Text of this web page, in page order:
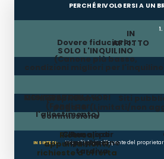
PERCHÉ RIVOLGERSI A UN
IN
AFFITTO
Dovere fiduciario:
SOLO L'INQUILINO
(Canone più basso,
condizioni migliori per
Il proprietario
paga la
commissione
Siti
(Limitati/non
MESI GRATUITI
CONTRIBUTO LAVORI
(Fondi per
l'allestimento)
Ricerca,
appuntamenti,
richieste d'offerta
Clausole di
ripristino
Penali per
occupazione
tardiva
IN SINTESI:
Non affidarti all'agente del